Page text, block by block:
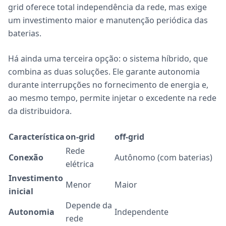
grid oferece total independência da rede, mas exige
um investimento maior e manutenção periódica das
baterias.
Há ainda uma terceira opção: o sistema híbrido, que
combina as duas soluções. Ele garante autonomia
durante interrupções no fornecimento de energia e,
ao mesmo tempo, permite injetar o excedente na rede
da distribuidora.
Característicaon-grid
off-grid
Conexão
Rede
elétrica
Autônomo (com baterias)
Investimento
inicial
Menor Maior
Autonomia
Depende da
rede
Independente